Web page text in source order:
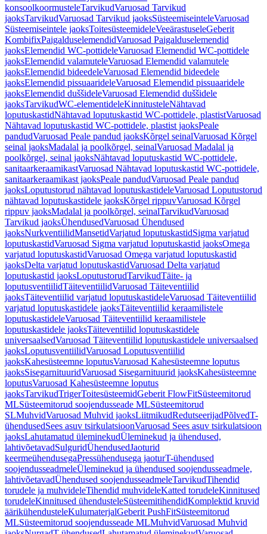
konsoolkoormusteleTarvikudVaruosad Tarvikud
jaoksTarvikudVaruosad Tarvikud jaoksSüsteemiseinteleVaruosad
Süsteemiseintele jaoksToitesüsteemideleVeeärastuseleGeberit
KombifixPaigalduselemendidVaruosad Paigalduselemendid
jaoksElemendid WC-pottideleVaruosad Elemendid WC-pottidele
jaoksElemendid valamuteleVaruosad Elemendid valamutele
jaoksElemendid bideedeleVaruosad Elemendid bideedele
jaoksElemendid pissuaarideleVaruosad Elemendid pissuaaridele
jaoksElemendid duššideleVaruosad Elemendid duššidele
jaoksTarvikudWC-elementideleKinnitusteleNähtavad
loputuskastidNähtavad loputuskastid WC-pottidele, plastistVaruosad
Nähtavad loputuskastid WC-pottidele, plastist jaoksPeale
pandudVaruosad Peale pandud jaoksKõrgel seinalVaruosad Kõrgel
seinal jaoksMadalal ja poolkõrgel, seinalVaruosad Madalal ja
poolkõrgel, seinal jaoksNähtavad loputuskastid WC-pottidele,
sanitaarkeraamikastVaruosad Nähtavad loputuskastid WC-pottidele,
sanitaarkeraamikast jaoksPeale pandudVaruosad Peale pandud
jaoksLoputustorud nähtavad loputuskastideleVaruosad Loputustorud
nähtavad loputuskastidele jaoksKõrgel rippuvVaruosad Kõrgel
rippuv jaoksMadalal ja poolkõrgel, seinalTarvikudVaruosad
Tarvikud jaoksÜhendusedVaruosad Ühendused
jaoksNurkventiilidMansetidVarjatud loputuskastidSigma varjatud
loputuskastidVaruosad Sigma varjatud loputuskastid jaoksOmega
varjatud loputuskastidVaruosad Omega varjatud loputuskastid
jaoksDelta varjatud loputuskastidVaruosad Delta varjatud
loputuskastid jaoksLoputustorudTarvikudTäite- ja
loputusventiilidTäiteventiilidVaruosad Täiteventiilid
jaoksTäiteventiilid varjatud loputuskastideleVaruosad Täiteventiilid
varjatud loputuskastidele jaoksTäiteventiilid keraamilistele
loputuskastideleVaruosad Täiteventiilid keraamilistele
loputuskastidele jaoksTäiteventiilid loputuskastidele
universaalsedVaruosad Täiteventiilid loputuskastidele universaalsed
jaoksLoputusventiilidVaruosad Loputusventiilid
jaoksKahesüsteemne loputusVaruosad Kahesüsteemne loputus
jaoksSisegarnituuridVaruosad Sisegarnituurid jaoksKahesüsteemne
loputusVaruosad Kahesüsteemne loputus
jaoksTarvikudTrigerToitesüsteemidGeberit FlowFitSüsteemitorud
MLSüsteemitorud soojendusseade MLSüsteemitorud
SLMuhvidVaruosad Muhvid jaoksLiitmikudRedutseerijadPõlvedT-
ühendusedSees asuv tsirkulatsioonVaruosad Sees asuv tsirkulatsioon
jaoksLahutamatud üleminekudÜleminekud ja ühendused,
lahtivõetavadSulguridÜhendusedJaoturid
keermeühendusegaPressühendusega jaoturT-ühendused
soojendusseadmeleÜleminekud ja ühendused soojendusseadmele,
lahtivõetavadÜhendused soojendusseadmeleTarvikudTihendid
torudele ja muhvideleTihendid muhvideleKatted torudeleKinnitused
torudeleKinnitused ühendusteleSüsteemitihendidKomplektid kruvid
äärikühendusteleKulumaterjalGeberit PushFitSüsteemitorud
MLSüsteemitorud soojendusseade MLMuhvidVaruosad Muhvid